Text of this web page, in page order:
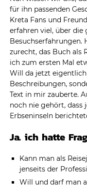
für ihn passenden
Kreta Fans und
erfahren viel, über die
Besuchserfahrungen.
zurecht, das Buch als
ich zum ersten Mal
Will da jetzt
Beschreibungen,
Text in mir zauberte.
noch nie gehört, dass
Erbseninseln
Ja. ich hatte
Kann man als
jenseits der
Will und darf man